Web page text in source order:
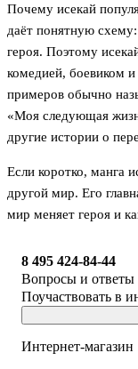
Почему исекай
даёт понятную
героя. Поэтому
комедией, боевиком
примеров обычно
«Моя следующая
другие истории о
Если коротко, манга
другой мир. Его
мир меняет героя и
8 495 424-84-44
Вопросы и ответы
Поучаствовать в
Интернет-магазин